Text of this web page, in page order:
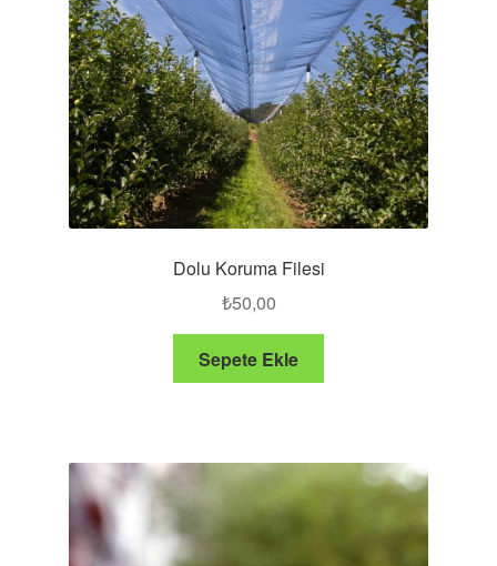
Dolu Koruma Filesi
₺50,00
Sepete Ekle